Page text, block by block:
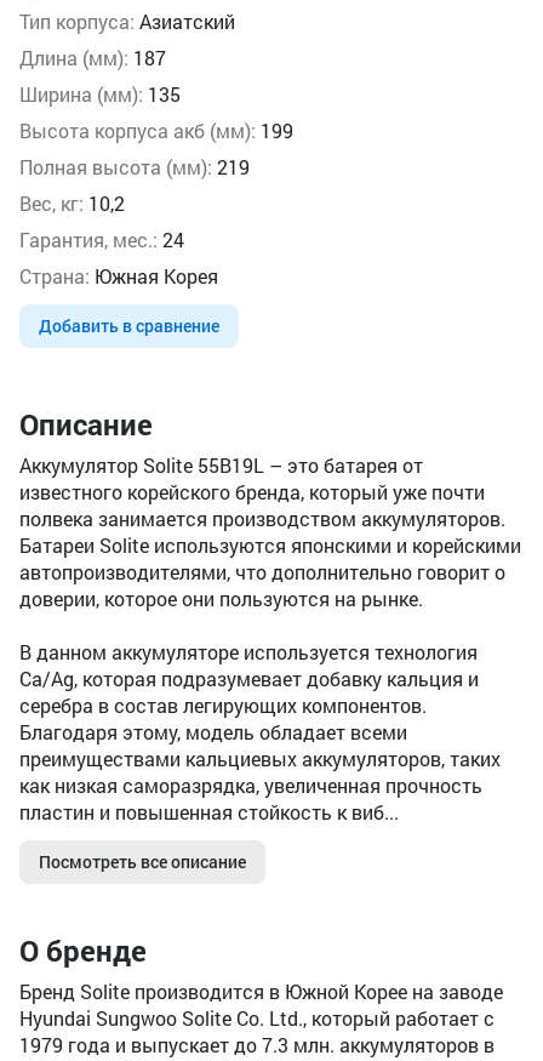
Тип корпуса: Азиатский
Длина (мм): 187
Ширина (мм): 135
Высота корпуса акб (мм): 199
Полная высота (мм): 219
Вес, кг: 10,2
Гарантия, мес.: 24
Страна: Южная Корея
Добавить в сравнение
Описание
Аккумулятор Solite 55B19L – это батарея от
известного корейского бренда, который уже почти
полвека занимается производством аккумуляторов.
Батареи Solite используются японскими и корейскими
автопроизводителями, что дополнительно говорит о
доверии, которое они пользуются на рынке.
В данном аккумуляторе используется технология
Ca/Ag, которая подразумевает добавку кальция и
серебра в состав легирующих компонентов.
Благодаря этому, модель обладает всеми
преимуществами кальциевых аккумуляторов, таких
как низкая саморазрядка, увеличенная прочность
пластин и повышенная стойкость к виб...
Посмотреть все описание
О бренде
Бренд Solite производится в Южной Корее на заводе
Hyundai Sungwoo Solite Co. Ltd., который работает с
1979 года и выпускает до 7.3 млн. аккумуляторов в